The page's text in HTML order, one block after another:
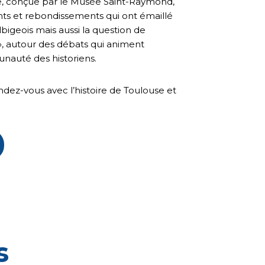
et rebondissements qui ont émaillé
mais aussi la question de
autour des débats qui animent
des historiens.
vous avec l’histoire de Toulouse et